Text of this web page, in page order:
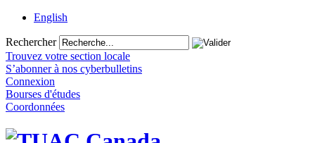
English
Rechercher
Trouvez votre section locale
S’abonner à nos cyberbulletins
Connexion
Bourses d'études
Coordonnées